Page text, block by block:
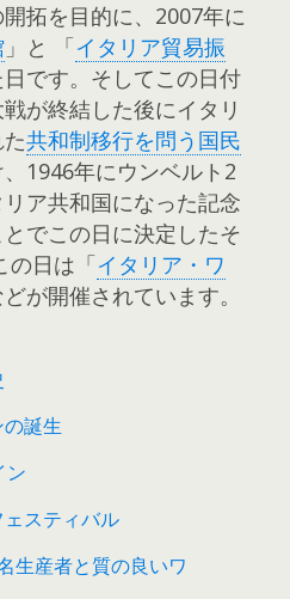
拓を目的に、2007年に
」と 「イタリア貿易振
日です。そしてこの日付
が終結した後にイタリ
共和制移行を問う国民
1946年にウンベルト2
ア共和国になった記念
でこの日に決定したそ
の日は「イタリア・ワ
どが開催されています。
誕生
ン
スティバル
生産者と質の良いワ